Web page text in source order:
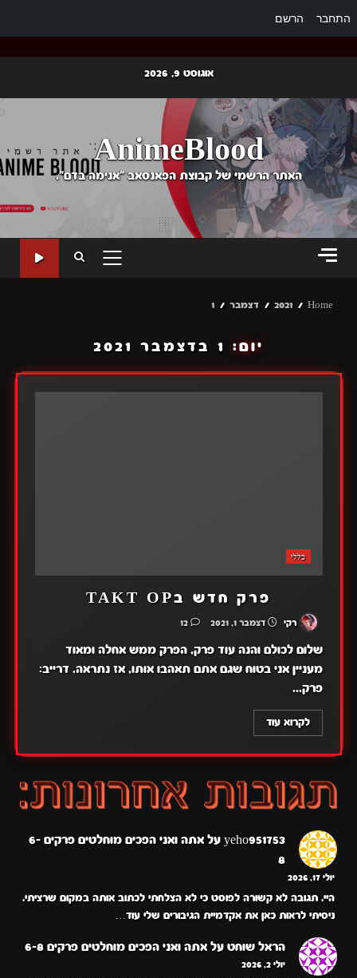
התחבר הרשם
content
אוגוסט 9, 2026
AnimeBlood
האתר הרשמי של קבוצת הפאנסאב "אנימה בדם".
PRIMARY
Home
2021 דצמבר 1
יום: 1 בדצמבר 2021
כללי
פרק חדש בTAKT OP
רקי דצמבר 1, 2021 12
שלום לכולם והנה עוד פרק, הפרק ממש אחלה ומאוד
מעניין אני בטוח שגם אתם תאהבו אותו, אז נתראה. דרייב:
פרק...
לקרוא עוד
yeho951753 על
אתה ואני הפכים מוחלטים פרקים 6-
8
יולי 17, 2026
היי. תגובה לא קשורה לפוסט כי לא הצלחתי לכתוב אותה במקום שרציתי.
ניסיתי לראות כאן את אקדמיית הגיבורים שלי עוד…
הראל שוחט על אתה ואני הפכים מוחלטים פרקים 6-8
יולי 2, 2026